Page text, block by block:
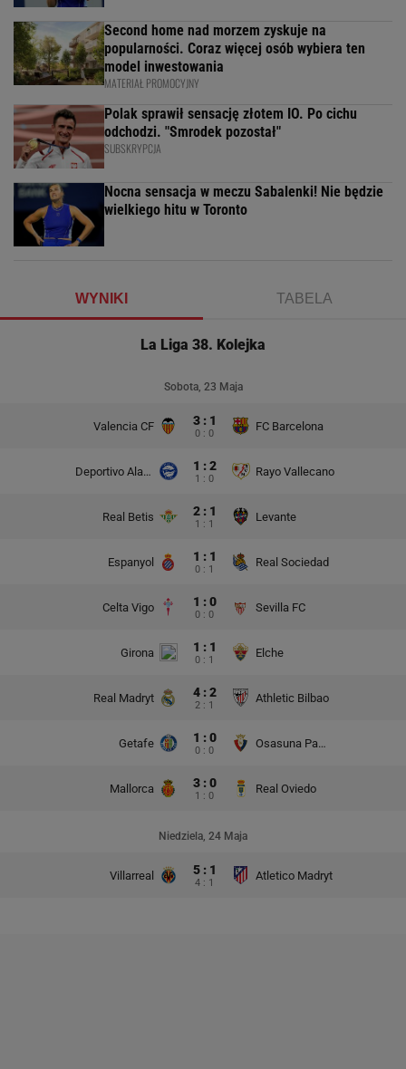
Second home nad morzem zyskuje na
popularności. Coraz więcej osób wybiera ten
model inwestowania
MATERIAŁ PROMOCYJNY
Polak sprawił sensację złotem IO. Po cichu
odchodzi. "Smrodek pozostał"
SUBSKRYPCJA
Nocna sensacja w meczu Sabalenki! Nie będzie
wielkiego hitu w Toronto
WYNIKI TABELA
La Liga 38. Kolejka
Sobota, 23 Maja
Valencia CF 3 : 1
0 : 0
FC Barcelona
Deportivo Alaves 1 : 2
1 : 0
Rayo Vallecano
Real Betis 2 : 1
1 : 1
Levante
Espanyol 1 : 1
0 : 1
Real Sociedad
Celta Vigo 1 : 0
0 : 0
Sevilla FC
Girona 1 : 1
0 : 1
Elche
Real Madryt 4 : 2
2 : 1
Athletic Bilbao
Getafe 1 : 0
0 : 0
Osasuna Pampeluna
Mallorca 3 : 0
1 : 0
Real Oviedo
Niedziela, 24 Maja
Villarreal 5 : 1
4 : 1
Atletico Madryt